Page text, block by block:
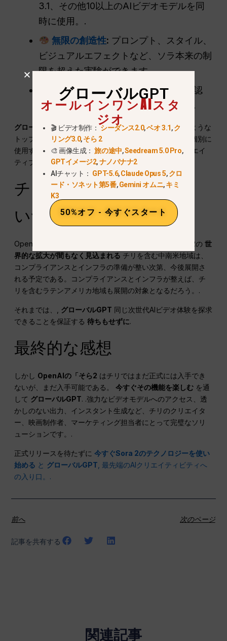
3.1、その他10以上のAIビデオモデルを同
時に使用。.
無限の創造性: プロンプト、スタイル、
ビジュアルエフェクトなど、ソラ本来の制
限を超えた実験ができます。.
招待コード不要 :キャンセル待ち、認
証、リージョンロックはありません。.
グローバルGPTまた、Gemini、Claude、Perplexityのような
トップクラスのAIシステムも統合しており、各ツールを個別に
使用するよりもパワフルで手頃なオールインワンのクリエイ
ティブ・ワークスペースを提供しています。.
チリでのSora 2の発売は
いつ？
OpenAIは正式なリリース日を発表していないが、Sora 2の世
界的な拡大が間もなく見込まれる チリを含む中南米地域は、
コンプライアンスとインフラの準備が整い次第、今後展開さ
れる予定である。コンプライアンスとインフラが整えば、チ
リを含むラテンアメリカ地域も展開の対象となるだろう。.
それまでは、, グローバルGPT 同じ次世代AIビデオ体験を探求
できることを保証する待ちもせずに.
最終的な感想
しかし OpenAIの「そら2 はチリではまだ正式には入手でき
ないが、まだ入手可能である。今すぐその機能を楽しむ を通
して グローバルGPT. .強力なビデオモデルへのアクセス、透
かしのない出力、インスタント生成など、チリのクリエイタ
ー、映画制作者、マーケティング担当者にとって完璧なソリ
ューションです。.
正式リリースを待たずに今すぐSora 2のテクノロジーを使い
始める と グローバルGPT , 最先端のAIクリエイティビティへ
の入り口。.
前へ 次のページ
記事を共有する
関連記事
グローバルGPT
オールインワンAIスタ
ジオ
🎬 ビデオ制作：シーダンス2.0,ベオ 3.1,ク
リング3.0,そら 2
🎨 画像生成：旅の途中,Seedream 5.0 Pro,
GPTイメージ2,ナノバナナ2
AIチャット： GPT-5.6,Claude Opus 5,クロ
ード・ソネット第5番,Gemini オムニ,キミ
K3
50%オフ - 今すぐスタート